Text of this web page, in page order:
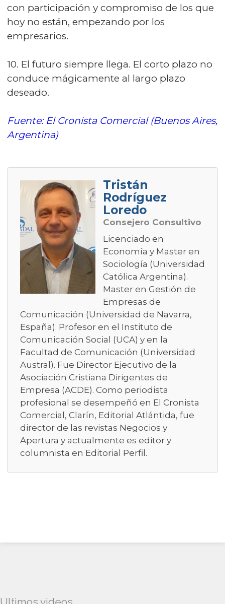
con participación y compromiso de los que
hoy no están, empezando por los
empresarios.
10. El futuro siempre llega. El corto plazo no
conduce mágicamente al largo plazo
deseado.
Fuente: El Cronista Comercial (Buenos Aires,
Argentina)
Tristán
Rodríguez
Loredo
Consejero Consultivo
Licenciado en
Economía y Master en
Sociología (Universidad
Católica Argentina).
Master en Gestión de
Empresas de
Comunicación (Universidad de Navarra,
España). Profesor en el Instituto de
Comunicación Social (UCA) y en la
Facultad de Comunicación (Universidad
Austral). Fue Director Ejecutivo de la
Asociación Cristiana Dirigentes de
Empresa (ACDE). Como periodista
profesional se desempeñó en El Cronista
Comercial, Clarín, Editorial Atlántida, fue
director de las revistas Negocios y
Apertura y actualmente es editor y
columnista en Editorial Perfil.